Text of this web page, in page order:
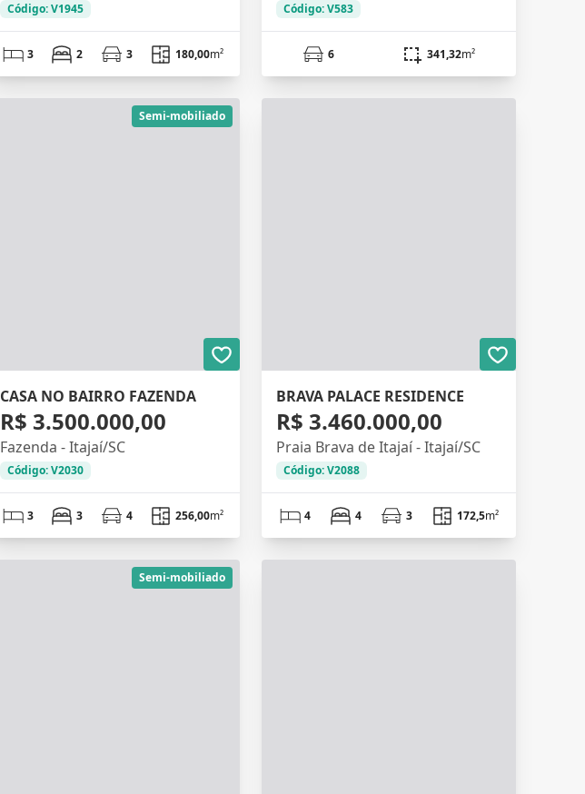
Código: V1945
3 2 3 180,00m²
Código: V583
6 341,32m²
Semi-mobiliado
CASA NO BAIRRO FAZENDA
R$ 3.500.000,00
Fazenda - Itajaí/SC
Código: V2030
3 3 4 256,00m²
BRAVA PALACE RESIDENCE
R$ 3.460.000,00
Praia Brava de Itajaí - Itajaí/SC
Código: V2088
4 4 3 172,5m²
Semi-mobiliado